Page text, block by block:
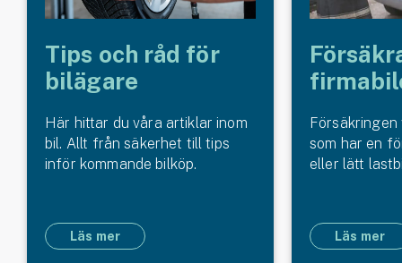
Tips och råd för
bilägare
Här hittar du våra artiklar inom
bil. Allt från säkerhet till tips
inför kommande bilköp.
Läs mer
som har en
eller lätt
Läs mer